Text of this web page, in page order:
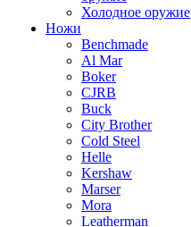
Холодное оружие
Ножи
Benchmade
Al Mar
Boker
CJRB
Buck
City Brother
Cold Steel
Helle
Kershaw
Marser
Mora
Leatherman